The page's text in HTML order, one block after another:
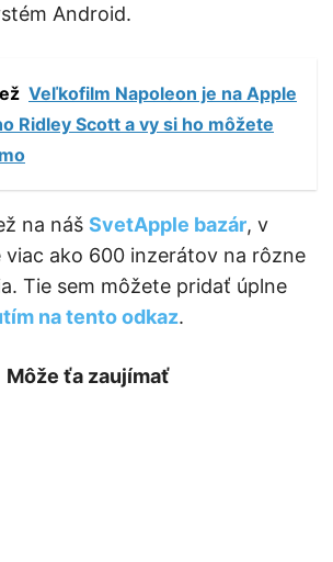
Android.
Veľkofilm Napoleon je na Apple
Ridley Scott a vy si ho môžete
na náš SvetApple bazár, v
ako 600 inzerátov na rôzne
Tie sem môžete pridať úplne
na tento odkaz.
Môže ťa zaujímať